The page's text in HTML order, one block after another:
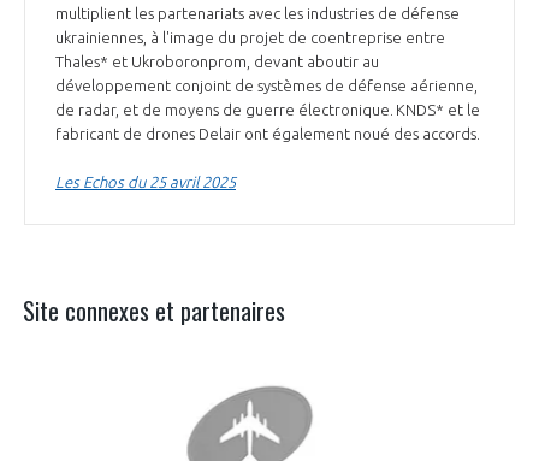
multiplient les partenariats avec les industries de défense
ukrainiennes, à l'image du projet de coentreprise entre
Thales* et Ukroboronprom, devant aboutir au
développement conjoint de systèmes de défense aérienne,
de radar, et de moyens de guerre électronique. KNDS* et le
fabricant de drones Delair ont également noué des accords.
Les Echos du 25 avril 2025
Site connexes et partenaires